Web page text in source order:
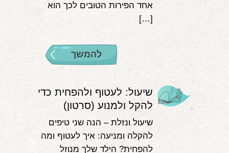
אחד הפירות הטובים לכך הוא
[…]
להמשך
שיעול: לעטוף ולהפחית כדי
להקל ולמנוע (סרטון)
שיעול ונזלת – הנה שני טיפים
להקלה ומניעה: איך לעטוף ומה
להפחית? הילד שלך מנוזל